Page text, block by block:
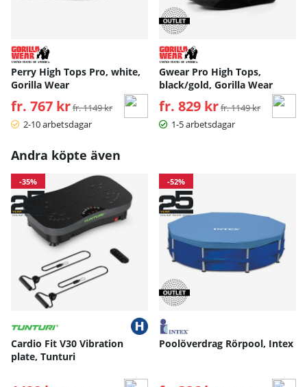
Perry High Tops Pro, white,
Gorilla Wear
fr. 767 kr Ordinarie pris:
fr. 1149 kr
2-10 arbetsdagar
Gwear Pro High Tops,
black/gold, Gorilla Wear
fr. 829 kr Ordinarie pris:
fr. 1149 kr
1-5 arbetsdagar
Andra köpte även
-35%
Cardio Fit V30 Vibration
plate, Tunturi
-52%
Poolöverdrag Rörpool, Intex